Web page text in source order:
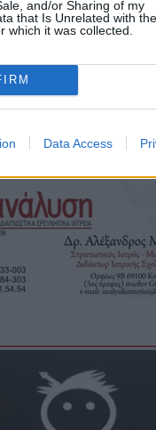
and/or Sharing of my
that Is Unrelated with the
which it was collected.
Data Access